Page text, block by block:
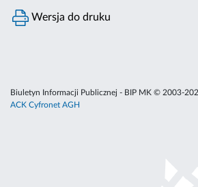
Wersja do druku
Biuletyn Informacji Publicznej - BIP MK © 2003-
ACK Cyfronet AGH